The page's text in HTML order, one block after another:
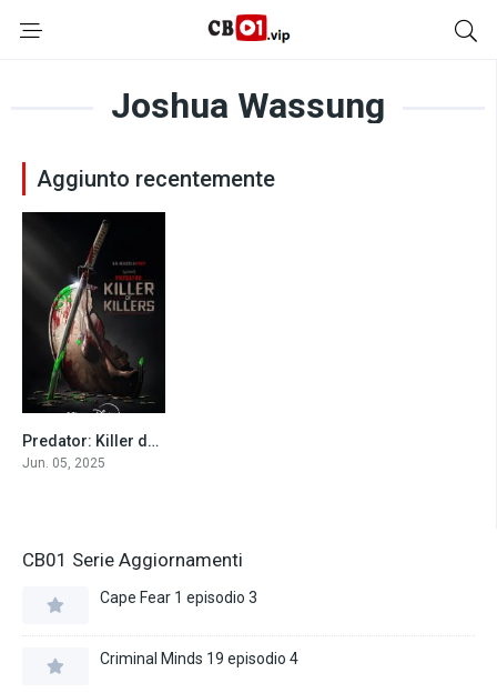
Joshua Wassung
Aggiunto recentemente
8.8
Predator: Killer dei Killer (2025)
Jun. 05, 2025
CB01 Serie Aggiornamenti
Cape Fear 1 episodio 3
Criminal Minds 19 episodio 4